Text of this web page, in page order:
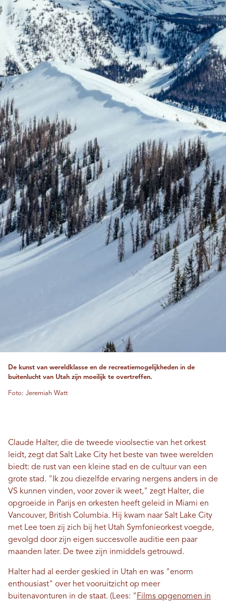
De kunst van wereldklasse en de recreatiemogelijkheden in de
buitenlucht van Utah zijn moeilijk te overtreffen.
Foto: Jeremiah Watt
Claude Halter, die de tweede vioolsectie van het orkest
leidt, zegt dat Salt Lake City het beste van twee werelden
biedt: de rust van een kleine stad en de cultuur van een
grote stad. "Ik zou diezelfde ervaring nergens anders in de
VS kunnen vinden, voor zover ik weet," zegt Halter, die
opgroeide in Parijs en orkesten heeft geleid in Miami en
Vancouver, British Columbia. Hij kwam naar Salt Lake City
met Lee toen zij zich bij het Utah Symfonieorkest voegde,
gevolgd door zijn eigen succesvolle auditie een paar
maanden later. De twee zijn inmiddels getrouwd.
Halter had al eerder geskied in Utah en was "enorm
enthousiast" over het vooruitzicht op meer
buitenavonturen in de staat. (Lees: " Films opgenomen in